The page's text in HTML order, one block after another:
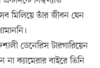
মিলিয়ে তাঁর জীবন যেন
ডেনেরিস টারগারিয়েন
ক্যামেরার বাইরে তিনি